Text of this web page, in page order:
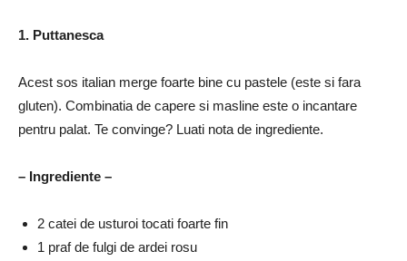
1. Puttanesca
Acest sos italian merge foarte bine cu pastele (este si fara
gluten). Combinatia de capere si masline este o incantare
pentru palat. Te convinge? Luati nota de ingrediente.
– Ingrediente –
2 catei de usturoi tocati foarte fin
1 praf de fulgi de ardei rosu